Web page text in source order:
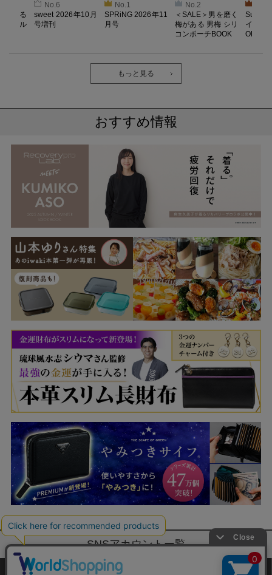
ろける
メル
No.6
sweet 2026年10月
号増刊
No.1
SPRiNG 2026年11
月号
No.2
＜SALE＞男を磨く
梅がある 男梅 シリ
コンポーチBOOK
イーツ
OK
もっと見る
おすすめ情報
SNSアカウントー覧
サイトマップ